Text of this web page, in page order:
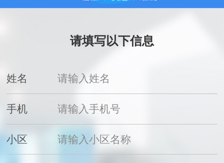
请填写以下信息
姓名
手机
小区